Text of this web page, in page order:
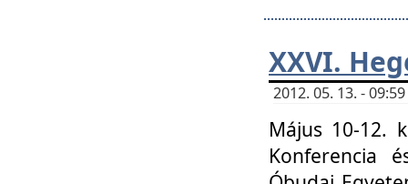
XXVI.
2012. 05. 13. -
Május 10-12.
Konferencia